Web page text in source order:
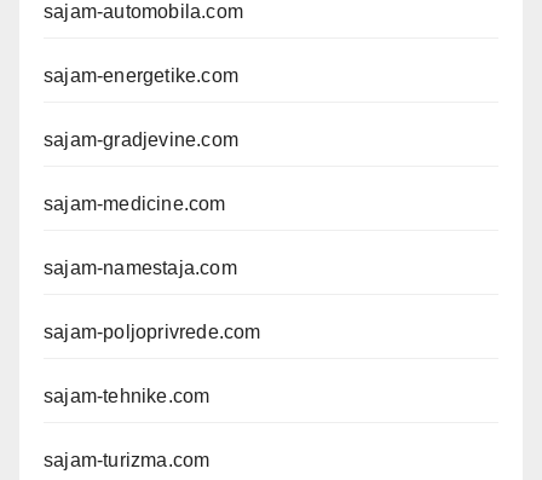
sajam-automobila.com
sajam-energetike.com
sajam-gradjevine.com
sajam-medicine.com
sajam-namestaja.com
sajam-poljoprivrede.com
sajam-tehnike.com
sajam-turizma.com